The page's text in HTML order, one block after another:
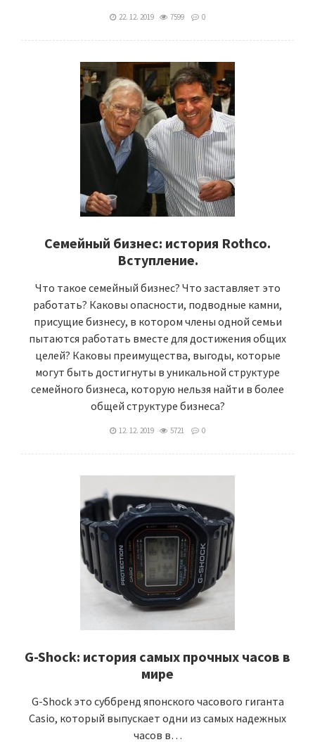
22. 12. 2019 7599 0
Семейный бизнес: история Rothco.
Вступление.
Что такое семейный бизнес? Что заставляет это
работать? Каковы опасности, подводные камни,
присущие бизнесу, в котором члены одной семьи
пытаются работать вместе для достижения общих
целей? Каковы преимущества, выгоды, которые
могут быть достигнуты в уникальной структуре
семейного бизнеса, которую нельзя найти в более
общей структуре бизнеса?
12. 12. 2019 5721 0
G-Shock: история самых прочных часов в
мире
G-Shock это суббренд японского часового гиганта
Casio, который выпускает одни из самых надежных
часов в…